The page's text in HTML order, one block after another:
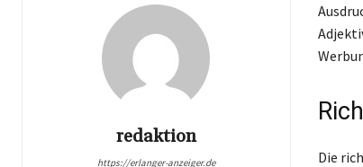
redaktion
https://erlanger-anzeiger.de
Die